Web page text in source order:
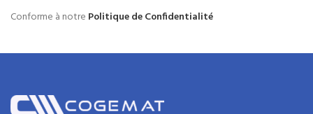
Conforme à notre Politique de Confidentialité